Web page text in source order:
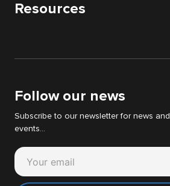
DATA audit
Apply
Resources
Support Cyllene
Follow our news
Subscribe to our newsletter for news and
events...